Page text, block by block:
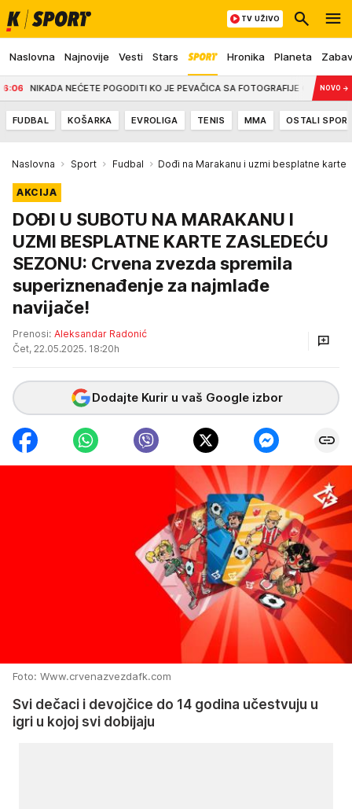
Naslovna Najnovije Vesti Stars Hronika Planeta
TV UŽIVO
NIKADA NEĆETE POGODITI KO JE PEVAČICA SA FOTOGRAFIJE ČlanicaNOVO →
FUDBAL KOŠARKA EVROLIGA TENIS MMA OSTALI
Naslovna Sport Fudbal Dođi na Marakanu i uzmi besplatne karte
AKCIJA
DOĐI U SUBOTU NA MARAKANU I
UZMI BESPLATNE KARTE ZASLEDEĆU
SEZONU: Crvena zvezda spremila
superiznenađenje za najmlađe
navijače!
Prenosi: Aleksandar Radonić
Čet, 22.05.2025. 18:20h
Dodajte Kurir u vaš Google izbor
Foto: Www.crvenazvezdafk.com
Svi dečaci i devojčice do 14 godina učestvuju u
igri u kojoj svi dobijaju